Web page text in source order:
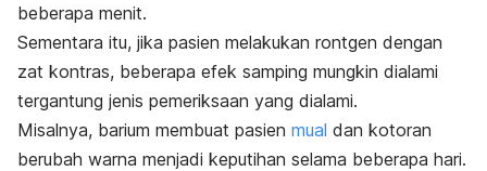
beberapa menit.
Sementara itu, jika pasien melakukan rontgen dengan
zat kontras, beberapa efek samping mungkin dialami
tergantung jenis pemeriksaan yang dialami.
Misalnya, barium membuat pasien mual dan kotoran
berubah warna menjadi keputihan selama beberapa hari.